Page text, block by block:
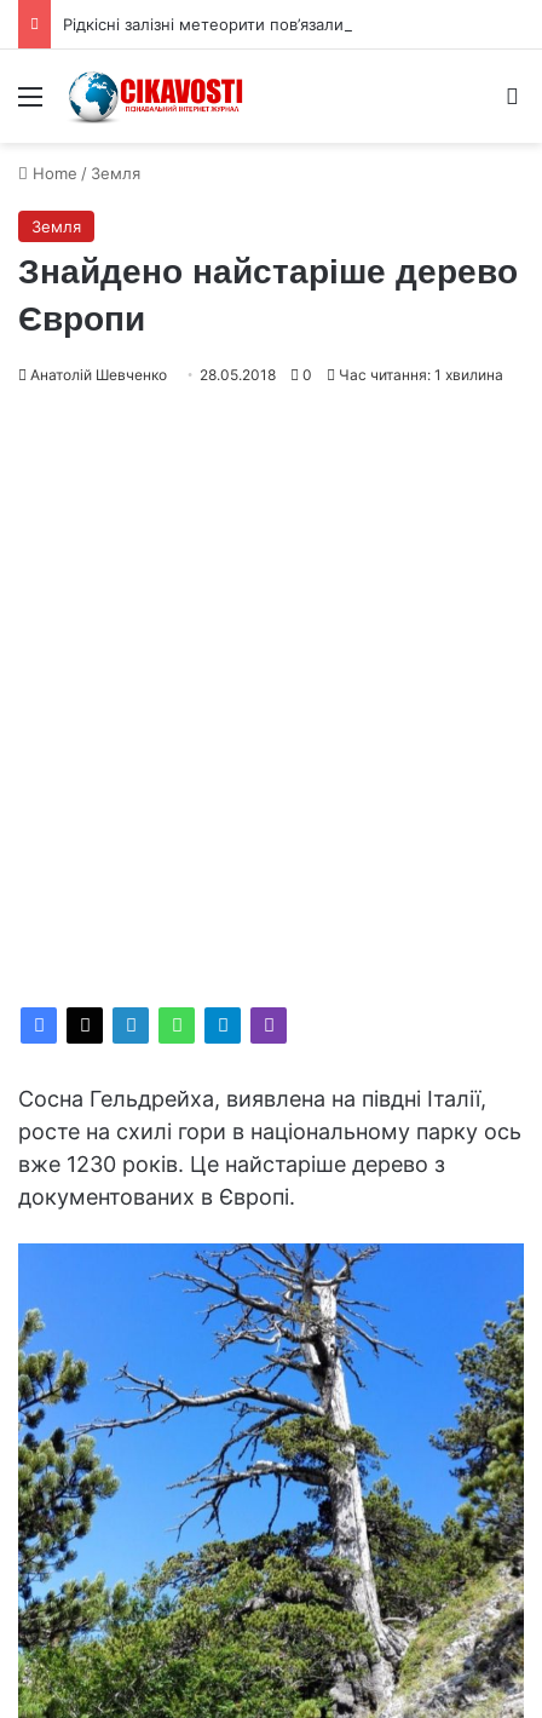
Menu
Home / Земля
Земля
Знайдено найстаріше дерево
Європи
Анатолій Шевченко 28.05.2018 0 Час читання: 1 хвилина
Сосна Гельдрейха, виявлена на півдні Італії,
росте на схилі гори в національному парку ось
вже 1230 років. Це найстаріше дерево з
документованих в Європі.